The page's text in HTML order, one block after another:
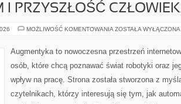
I PRZYSZŁOŚĆ
MOŻLIWOŚĆ KOMENTOWANIA TRANSHUMANIZM
CZŁOWIEKA
ZOSTAŁA WYŁĄCZONA
Augmentyka to nowoczesna przestrzeń
osób, które chcą poznawać świat robotyki oraz
wpływ na pracę. Strona została stworzona z
czytelnikach, którzy interesują się tym, jak